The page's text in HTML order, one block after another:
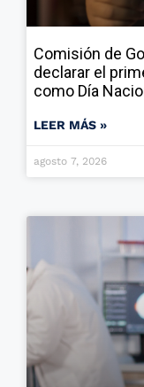
Comisión de
declarar el
como Día
LEER MÁS »
agosto 7, 2026